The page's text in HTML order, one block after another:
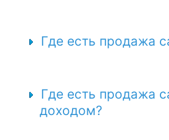
Где есть продажа
Где есть продажа
доходом?